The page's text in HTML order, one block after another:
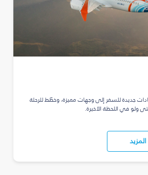
جديدة للسفر إلى وجهات مميزة، وخطّط للرحلة
ولو في اللحظة الأخيرة.